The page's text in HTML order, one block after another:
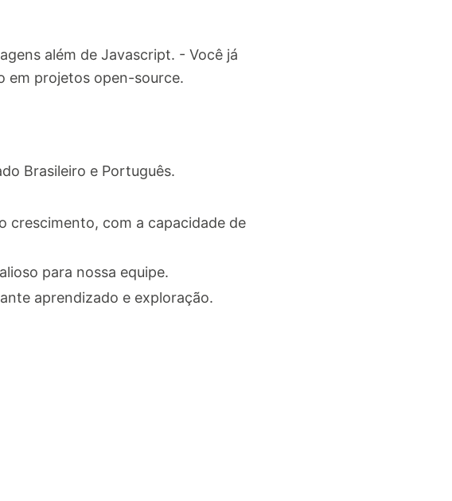
além de Javascript. - Você já
em projetos open-source.
Brasileiro e Português.
crescimento, com a capacidade de
para nossa equipe.
aprendizado e exploração.